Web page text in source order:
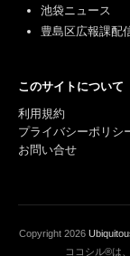
池袋ニュース
豊島区広報課配
このサイトについて
利用規約
プライバシーポリシ
お問い合せ
Copyright 2026
ココシル®は